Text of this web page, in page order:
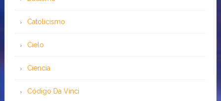
Catolicismo
Cielo
Ciencia
Código Da Vinci